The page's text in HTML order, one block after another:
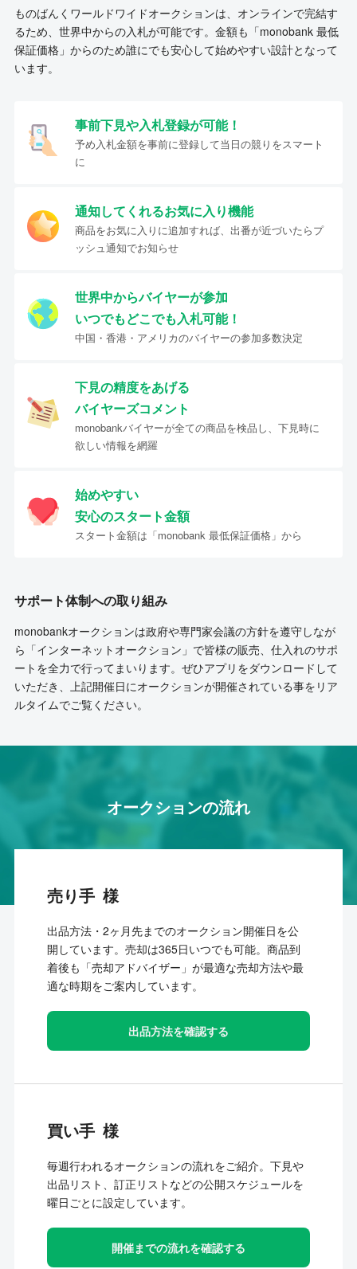
ものばんくワールドワイドオークションは、オンラインで完結す
るため、世界中からの入札が可能です。金額も「monobank 最低
保証価格」からのため誰にでも安心して始めやすい設計となって
います。
事前下見や入札登録が可能！
予め入札金額を事前に登録して当日の競りをスマート
に
通知してくれるお気に入り機能
商品をお気に入りに追加すれば、出番が近づいたらプ
ッシュ通知でお知らせ
世界中からバイヤーが参加
いつでもどこでも入札可能！
中国・香港・アメリカのバイヤーの参加多数決定
下見の精度をあげる
バイヤーズコメント
monobankバイヤーが全ての商品を検品し、下見時に
欲しい情報を網羅
始めやすい
安心のスタート金額
スタート金額は「monobank 最低保証価格」から
サポート体制への取り組み
monobankオークションは政府や専門家会議の方針を遵守しなが
ら「インターネットオークション」で皆様の販売、仕入れのサポ
ートを全力で行ってまいります。ぜひアプリをダウンロードして
いただき、上記開催日にオークションが開催されている事をリア
ルタイムでご覧ください。
オークションの流れ
売り手
出品方法・2ヶ月先までのオークション開催日を公
開しています。売却は365日いつでも可能。商品到
着後も「売却アドバイザー」が最適な売却方法や最
適な時期をご案内しています。
出品方法を確認する
買い手
毎週行われるオークションの流れをご紹介。下見や
出品リスト、訂正リストなどの公開スケジュールを
曜日ごとに設定しています。
開催までの流れを確認する